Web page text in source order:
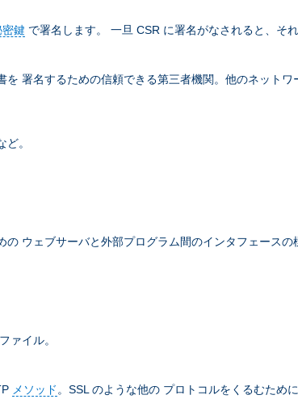
密鍵 で署名します。 一旦 CSR に署名がなされると、そ
署名するための信頼できる第三者機関。他のネット
。
ウェブサーバと外部プログラム間のインタフェースの
ァイル。
メソッド 。SSL のような他の プロトコルをくるむため